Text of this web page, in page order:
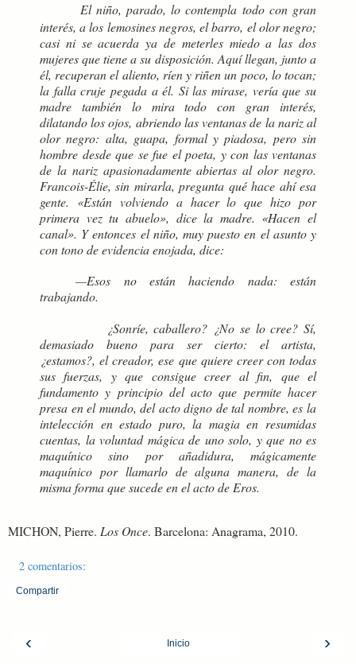
El niño, parado, lo contempla todo con gran
interés, a los lemosines negros, el barro, el olor negro;
casi ni se acuerda ya de meterles miedo a las dos
mujeres que tiene a su disposición. Aquí llegan, junto a
él, recuperan el aliento, ríen y riñen un poco, lo tocan;
la falla cruje pegada a él. Si las mirase, vería que su
madre también lo mira todo con gran interés,
dilatando los ojos, abriendo las ventanas de la nariz al
olor negro: alta, guapa, formal y piadosa, pero sin
hombre desde que se fue el poeta, y con las ventanas
de la nariz apasionadamente abiertas al olor negro.
Francois-Élie, sin mirarla, pregunta qué hace ahí esa
gente. «Están volviendo a hacer lo que hizo por
primera vez tu abuelo», dice la madre. «Hacen el
canal». Y entonces el niño, muy puesto en el asunto y
con tono de evidencia enojada, dice:
—Esos no están haciendo nada: están
trabajando.
¿Sonríe, caballero? ¿No se lo cree? Sí,
demasiado bueno para ser cierto: el artista,
¿estamos?, el creador, ese que quiere creer con todas
sus fuerzas, y que consigue creer al fin, que el
fundamento y principio del acto que permite hacer
presa en el mundo, del acto digno de tal nombre, es la
intelección en estado puro, la magia en resumidas
cuentas, la voluntad mágica de uno solo, y que no es
maquínico sino por añadidura, mágicamente
maquínico por llamarlo de alguna manera, de la
misma forma que sucede en el acto de Eros.
MICHON, Pierre. Los Once. Barcelona: Anagrama, 2010.
2 comentarios:
Compartir
‹ ›
Inicio